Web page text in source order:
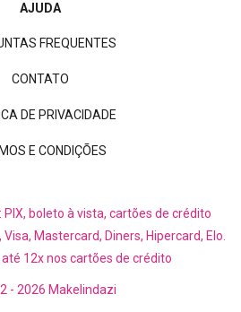
AJUDA
FREQUENTES
CONTATO
DE PRIVACIDADE
E CONDIÇÕES
boleto à vista, cartões de crédito
Mastercard, Diners, Hipercard, Elo.
12x nos cartões de crédito
- 2026 Makelindazi